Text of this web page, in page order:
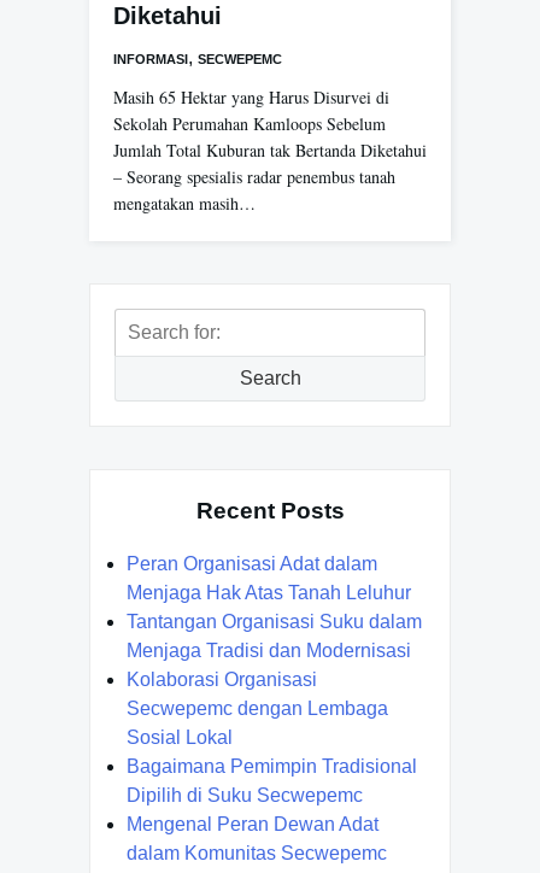
Diketahui
INFORMASI, SECWEPEMC
Masih 65 Hektar yang Harus Disurvei di
Sekolah Perumahan Kamloops Sebelum
Jumlah Total Kuburan tak Bertanda Diketahui
– Seorang spesialis radar penembus tanah
mengatakan masih…
Search
Search
Recent Posts
Peran Organisasi Adat dalam
Menjaga Hak Atas Tanah Leluhur
Tantangan Organisasi Suku dalam
Menjaga Tradisi dan Modernisasi
Kolaborasi Organisasi
Secwepemc dengan Lembaga
Sosial Lokal
Bagaimana Pemimpin Tradisional
Dipilih di Suku Secwepemc
Mengenal Peran Dewan Adat
dalam Komunitas Secwepemc